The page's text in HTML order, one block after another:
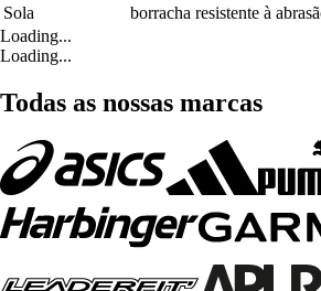
Sola
borracha resistente à
Loading...
Loading...
Todas as nossas marcas